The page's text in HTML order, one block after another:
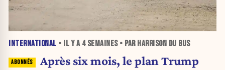
INTERNATIONAL • IL Y A 4 SEMAINES• PAR HARRISON DU BUS
Après six mois, le plan Trump